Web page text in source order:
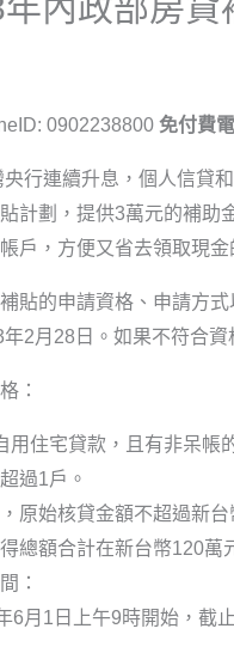
內政部房貸
0902238800 免付費
央行連續升息，個人信貸
計劃，提供3萬元的補助
戶，方便又省去領取現金
貼的申請資格、申請方
2月28日。如果不符合
：
用住宅貸款，且有非呆帳
過1戶。
原始核貸金額不超過新
總額合計在新台幣120萬
：
6月1日上午9時開始，截